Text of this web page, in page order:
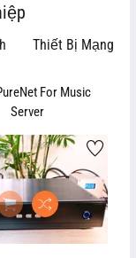
Thiết Bị Mạng
For Music
Server